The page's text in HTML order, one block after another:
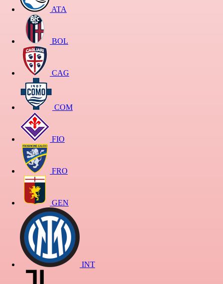
ATA
BOL
CAG
COM
FIO
FRO
GEN
INT